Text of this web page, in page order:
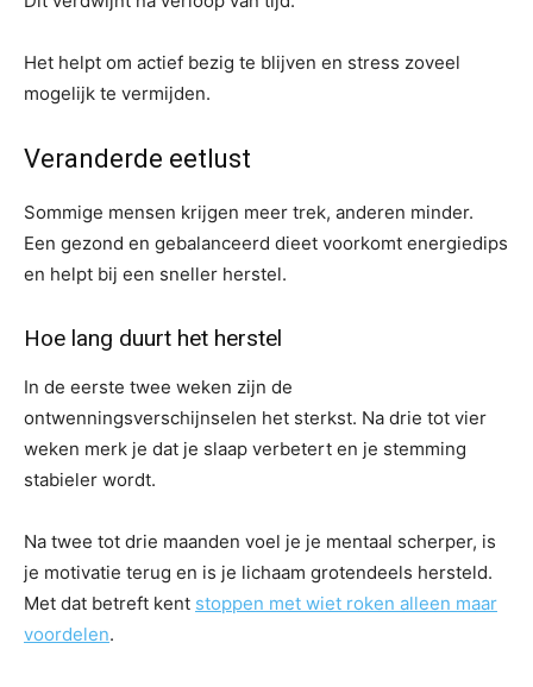
Het helpt om actief bezig te blijven en stress zoveel
mogelijk te vermijden.
Veranderde eetlust
Sommige mensen krijgen meer trek, anderen minder.
Een gezond en gebalanceerd dieet voorkomt energiedips
en helpt bij een sneller herstel.
Hoe lang duurt het herstel
In de eerste twee weken zijn de
ontwenningsverschijnselen het sterkst. Na drie tot vier
weken merk je dat je slaap verbetert en je stemming
stabieler wordt.
Na twee tot drie maanden voel je je mentaal scherper, is
je motivatie terug en is je lichaam grotendeels hersteld.
Met dat betreft kent stoppen met wiet roken alleen maar
voordelen.